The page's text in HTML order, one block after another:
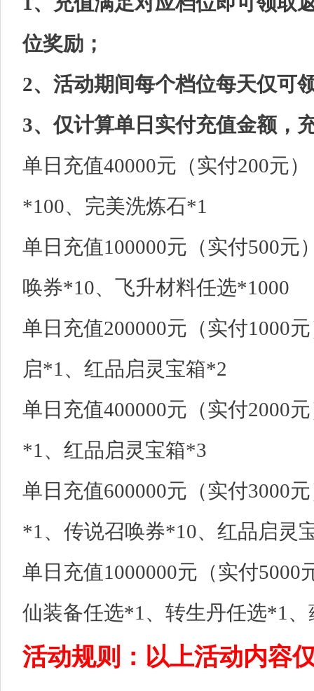
位奖励；
2、活动期间每个档位每天仅可
3、仅计算单日实付充值金额，
单日充值40000元（实付200元
*100、完美洗炼石*1
单日充值100000元（实付500
唤券*10、飞升材料任选*1000
单日充值200000元（实付1000
启*1、红品启灵宝箱*2
单日充值400000元（实付2000
*1、红品启灵宝箱*3
单日充值600000元（实付3000
*1、传说召唤券*10、红品启灵
单日充值1000000元（实付
仙装备任选*1、转生丹任选*1
活动规则：以上活动内容